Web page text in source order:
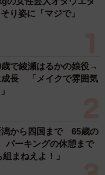
り姿に「マジで」
歳で綾瀬はるかの娘役→
成長 「メイクで雰囲気
潟から四国まで 65歳の
ーキングの休憩まで
まねえよ！」